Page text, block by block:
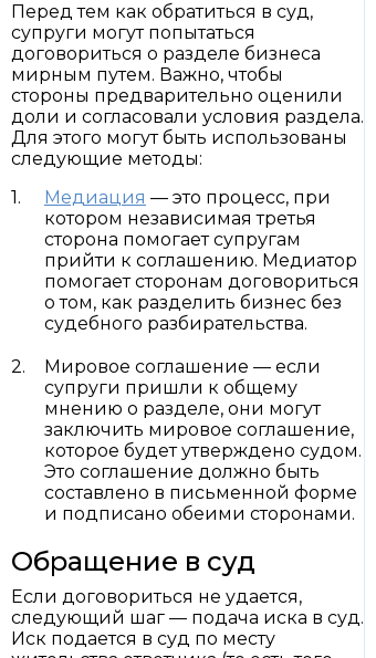
Перед тем как обратиться в суд,
супруги могут попытаться
договориться о разделе бизнеса
мирным путем. Важно, чтобы
стороны предварительно оценили
доли и согласовали условия раздела.
Для этого могут быть использованы
следующие методы:
Медиация — это процесс, при
котором независимая третья
сторона помогает супругам
прийти к соглашению. Медиатор
помогает сторонам договориться
о том, как разделить бизнес без
судебного разбирательства.
Мировое соглашение — если
супруги пришли к общему
мнению о разделе, они могут
заключить мировое соглашение,
которое будет утверждено судом.
Это соглашение должно быть
составлено в письменной форме
и подписано обеими сторонами.
Обращение в суд
Если договориться не удается,
следующий шаг — подача иска в суд.
Иск подается в суд по месту